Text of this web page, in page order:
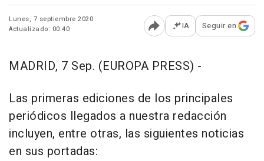
Lunes, 7 septiembre 2020
Actualizado: 00:40
Abrir opciones para
IA Seguir en
MADRID, 7 Sep. (EUROPA PRESS) -
Las primeras ediciones de los principales
periódicos llegados a nuestra redacción
incluyen, entre otras, las siguientes noticias
en sus portadas: